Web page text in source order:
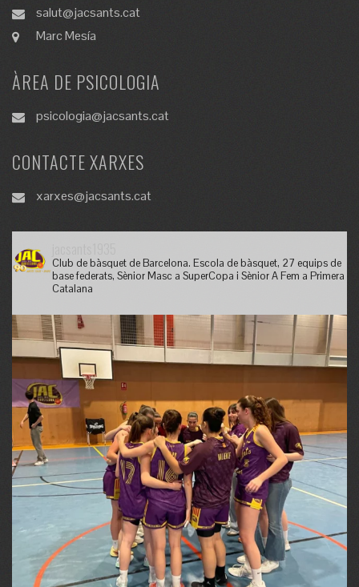
salut@jacsants.cat
Marc Mesía
ÀREA DE PSICOLOGIA
psicologia@jacsants.cat
CONTACTE XARXES
xarxes@jacsants.cat
Club de bàsquet de Barcelona. Escola de bàsquet, 27 equips de
base federats, Sènior Masc a SuperCopa i Sènior A Fem a Primera
Catalana